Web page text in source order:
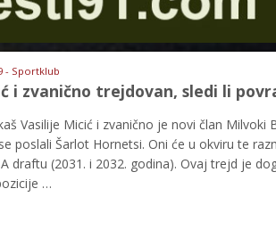
- Sportklub
i zvanično trejdovan, sledi li
Vasilije Micić i zvanično je novi član
poslali Šarlot Hornetsi. Oni će u okviru te
draftu (2031. i 2032. godina). Ovaj trejd je
…